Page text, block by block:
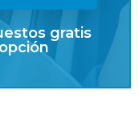
gratis